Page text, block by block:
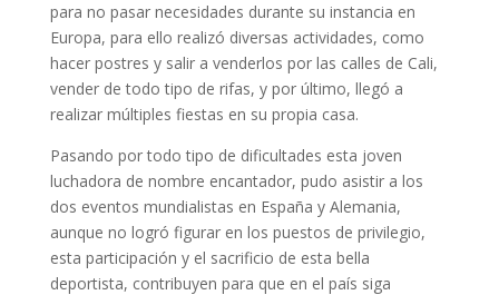
para no pasar necesidades durante su instancia en
Europa, para ello realizó diversas actividades, como
hacer postres y salir a venderlos por las calles de Cali,
vender de todo tipo de rifas, y por último, llegó a
realizar múltiples fiestas en su propia casa.
Pasando por todo tipo de dificultades esta joven
luchadora de nombre encantador, pudo asistir a los
dos eventos mundialistas en España y Alemania,
aunque no logró figurar en los puestos de privilegio,
esta participación y el sacrificio de esta bella
deportista, contribuyen para que en el país siga